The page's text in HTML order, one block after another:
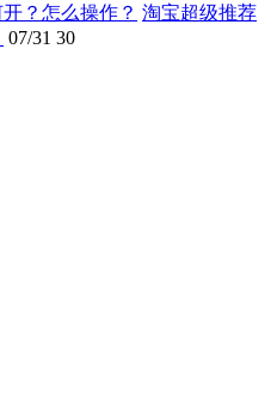
淘宝超级推荐
07/31 30